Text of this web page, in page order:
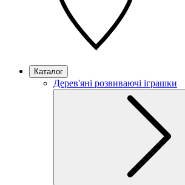
Каталог
Дерев'яні розвиваючі іграшки